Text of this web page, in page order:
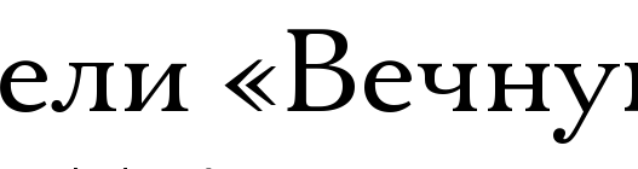
посещенияВнеклассные чтения
Архив спектаклей
Архив проектов
Режиссёры
Художники